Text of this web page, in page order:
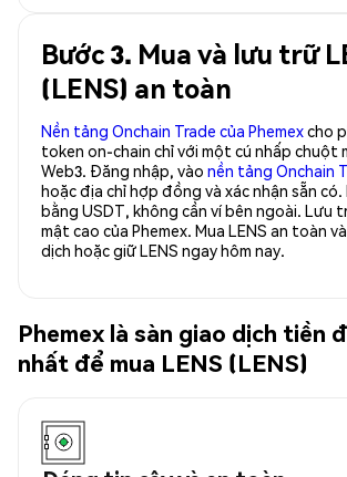
Bước 3. Mua và lưu trữ
(LENS) an toàn
Nền tảng Onchain Trade của Phemexcho
token on-chain chỉ với một cú nhấp chuột
Web3. Đăng nhập, vào nền tảng Onchain
hoặc địa chỉ hợp đồng và xác nhận sẵn có.
bằng USDT, không cần ví bên ngoài. Lưu
mật cao của Phemex. Mua LENS an toàn
dịch hoặc giữ LENS ngay hôm nay.
Phemex là sàn giao dịch tiền
nhất để mua LENS (LENS)